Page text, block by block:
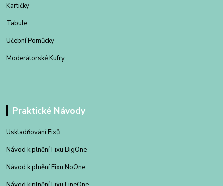
Kartičky
Tabule
Učební Pomůcky
Moderátorské Kufry
Praktické Návody
Uskladňování Fixů
Návod k plnění Fixu BigOne
Návod k plnění Fixu NoOne